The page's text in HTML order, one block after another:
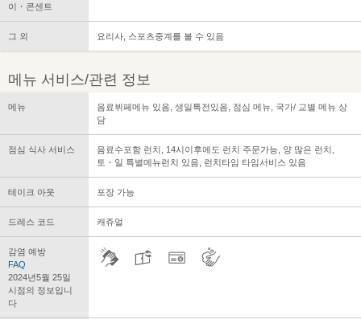
이・콘센트
그 외 요리사, 스포츠중계를 볼 수 있음
메뉴 서비스/관련 정보
메뉴
음료뷔페메뉴 있음, 생일특전있음, 점심 메뉴, 국가/ 교별 메뉴 상
담
점심 식사 서비스
음료수포함 런치, 14시이후에도 런치 주문가능, 양 많은 런치,
토・일 특별메뉴런치 있음, 런치타임 타임서비스 있음
테이크 아웃 포장 가능
드레스 코드 캐쥬얼
감염 예방
FAQ
2024년5월 25일
시점의 정보입니
다